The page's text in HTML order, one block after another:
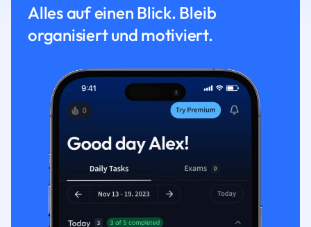
Alles auf einen Blick. Bleib
organisiert und motiviert.